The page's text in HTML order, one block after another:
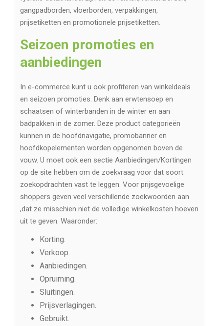
gangpadborden, vloerborden, verpakkingen,
prijsetiketten en promotionele prijsetiketten.
Seizoen promoties en
aanbiedingen
In e-commerce kunt u ook profiteren van winkeldeals
en seizoen promoties. Denk aan erwtensoep en
schaatsen of winterbanden in de winter en aan
badpakken in de zomer. Deze product categorieën
kunnen in de hoofdnavigatie, promobanner en
hoofdkopelementen worden opgenomen boven de
vouw. U moet ook een sectie Aanbiedingen/Kortingen
op de site hebben om de zoekvraag voor dat soort
zoekopdrachten vast te leggen. Voor prijsgevoelige
shoppers geven veel verschillende zoekwoorden aan
,dat ze misschien niet de volledige winkelkosten hoeven
uit te geven. Waaronder:
Korting.
Verkoop.
Aanbiedingen.
Opruiming.
Sluitingen.
Prijsverlagingen.
Gebruikt.